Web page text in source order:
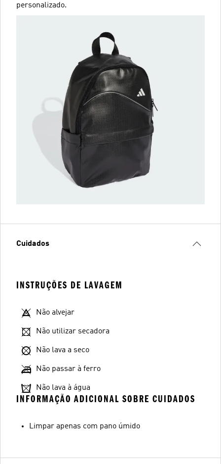
personalizado.
Cuidados
INSTRUÇÕES DE LAVAGEM
Não alvejar
Não utilizar secadora
Não lava a seco
Não passar à ferro
Não lava à água
INFORMAÇÃO ADICIONAL SOBRE CUIDADOS
Limpar apenas com pano úmido